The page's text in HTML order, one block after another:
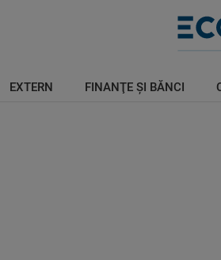
EXTERN FINANŢE ŞI BĂNCI